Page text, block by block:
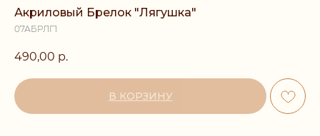
Акриловый Брелок "Лягушка"
07АБРЛГ1
490,00 р.
В КОРЗИНУ